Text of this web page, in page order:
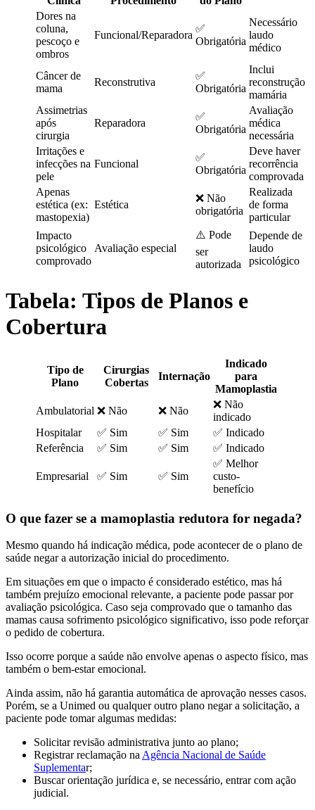
Dores na
coluna,
pescoço e
ombros
Funcional/Reparadora
✅
Obrigatória
Necessário
laudo
médico
Câncer de
mama
Reconstrutiva
✅
Obrigatória
Inclui
reconstrução
mamária
Assimetrias
após
cirurgia
Reparadora
✅
Obrigatória
Avaliação
médica
necessária
Irritações e
infecções na
pele
Funcional
✅
Obrigatória
Deve haver
recorrência
comprovada
Apenas
estética (ex:
mastopexia)
Estética
❌ Não
obrigatória
Realizada
de forma
particular
Impacto
psicológico
comprovado
Avaliação especial
⚠️ Pode
ser
autorizada
Depende de
laudo
psicológico
Tabela: Tipos de Planos e
Cobertura
Tipo de
Plano
Cirurgias
Cobertas
Internação
Indicado
para
Mamoplastia
Ambulatorial ❌ Não ❌ Não
❌ Não
indicado
Hospitalar
✅ Sim ✅ Sim
✅ Indicado
Referência
✅ Sim ✅ Sim ✅ Indicado
Empresarial ✅ Sim ✅ Sim
✅ Melhor
custo-
benefício
O que fazer se a mamoplastia redutora for negada?
Mesmo quando há indicação médica, pode acontecer de o plano de
saúde negar a autorização inicial do procedimento.
Em situações em que o impacto é considerado estético, mas há
também prejuízo emocional relevante, a paciente pode passar por
avaliação psicológica. Caso seja comprovado que o tamanho das
mamas causa sofrimento psicológico significativo, isso pode reforçar
o pedido de cobertura.
Isso ocorre porque a saúde não envolve apenas o aspecto físico, mas
também o bem-estar emocional.
Ainda assim, não há garantia automática de aprovação nesses casos.
Porém, se a Unimed ou qualquer outro plano negar a solicitação, a
paciente pode tomar algumas medidas:
Solicitar revisão administrativa junto ao plano;
Registrar reclamação na Agência Nacional de Saúde
Suplementar;
Buscar orientação jurídica e, se necessário, entrar com ação
judicial.